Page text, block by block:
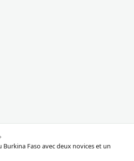
Burkina Faso avec deux novices et un